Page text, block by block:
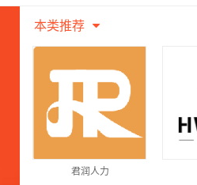
本类推荐
君润人力